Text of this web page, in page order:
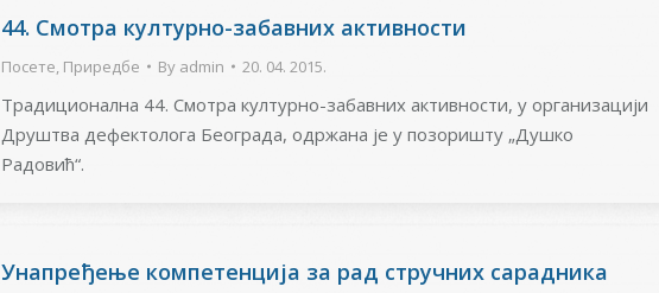
44. Смотра културно-забавних активности
Посете, Приредбе By admin 20. 04. 2015.
Традиционална 44. Смотра културно-забавних активности, у организацији
Друштва дефектолога Београда, одржана је у позоришту „Душко
Радовић“.
Унапређење компетенција за рад стручних сарадника